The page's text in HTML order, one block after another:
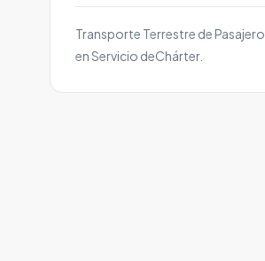
Transporte Terrestre de
en Servicio deChárter.